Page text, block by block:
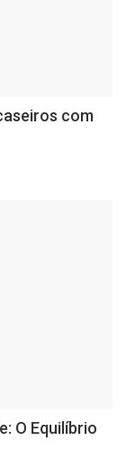
com
O Equilíbrio